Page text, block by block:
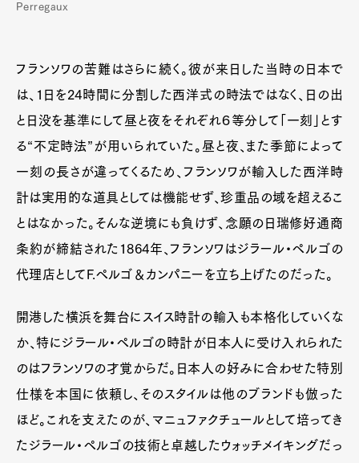
Perregaux
フランソワの苦難はさらに続く。彼が来日した当時の日本で
は、1日を24時間に分割した西洋式の時法ではなく、日の出
と日没を基準にして昼と夜をそれぞれ６等分して「一刻」とす
る“不定時法”が用いられていた。昼と夜、また季節によって
一刻の長さが違ってくるため、フランソワが輸入した西洋時
計は実用的な道具としては機能せず、珍重品の域を超えるこ
とはなかった。そんな逆境にも負けず、念願の日瑞修好通商
条約が締結された1864年、フランソワはジラール・ペルゴの
代理店としてF.ペルゴ＆カンパニーを立ち上げたのだった。
開港した横浜を舞台にスイス時計の輸入も本格化していくな
か、特にジラール・ペルゴの時計が日本人に受け入れられた
のはフランソワの才覚からだ。日本人の好みに合わせた特別
仕様を本国に依頼し、そのスタイルは他のブランドも倣った
ほど。これを支えたのが、マニュファクチュールとして培ってき
たジラール・ペルゴの技術と卓越したウォッチメイキングだっ